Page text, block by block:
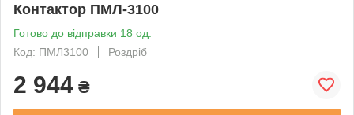
Контактор ПМЛ-3100
Готово до відправки 18 од.
Код: ПМЛ3100
Роздріб
2 944 ₴